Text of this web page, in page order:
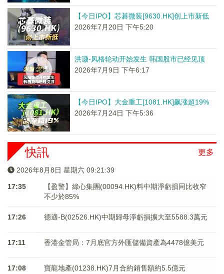
【今日IPO】芯碁微装[9630.HK]创上市新低
2026年7月20日 下午5:20
洪灏-风格轮动开始发生 韩国股市已经见顶
2026年7月9日 下午6:17
【今日IPO】大金重工[1081.HK]飙涨超19%
2026年7月24日 下午5:36
更多
快訊
2026年8月8日 星期六 09:21:40
17:35
【盈警】綠心集團(00094.HK)料中期淨虧損同比收窄
不少於85%
17:26 德適-B(02526.HK)中期歸母淨虧損擴大至5588.3萬元
17:11 香港金管局：7月底官方外匯儲備資產為4478億美元
17:08 寶龍地產(01238.HK)7月合約銷售額約5.5億元